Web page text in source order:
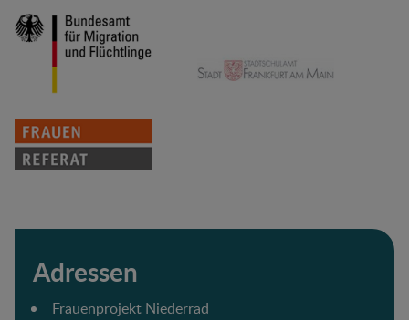
Adressen
Frauenprojekt Niederrad